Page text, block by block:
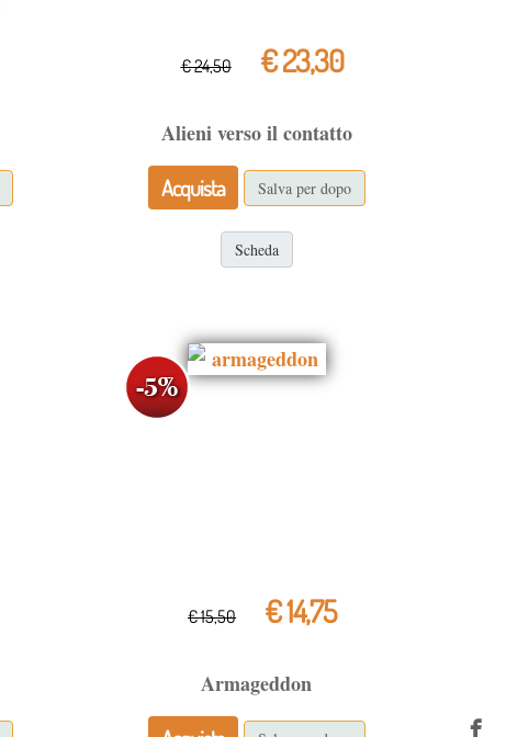
€ 24,50 € 23,30
Alieni verso il contatto
Acquista
Salva per dopo
Scheda
€ 15,50 € 14,75
Armageddon